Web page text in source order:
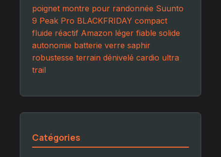
poignet montre pour randonnée Suunto
9 Peak Pro BLACKFRIDAY compact
fluide réactif Amazon léger fiable solide
autonomie batterie verre saphir
robustesse terrain dénivelé cardio ultra
trail
Catégories